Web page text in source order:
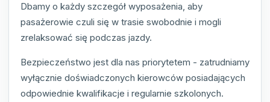
Dbamy o każdy szczegół wyposażenia, aby
pasażerowie czuli się w trasie swobodnie i mogli
zrelaksować się podczas jazdy.
Bezpieczeństwo jest dla nas priorytetem - zatrudniamy
wyłącznie doświadczonych kierowców posiadających
odpowiednie kwalifikacje i regularnie szkolonych.